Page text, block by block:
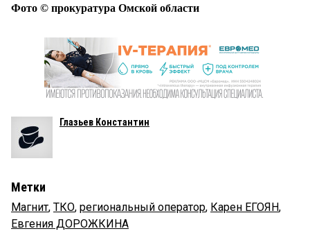
Фото © прокуратура Омской области
Глазьев Константин
Метки
Магнит, ТКО, региональный оператор, Карен ЕГОЯН,
Евгения ДОРОЖКИНА